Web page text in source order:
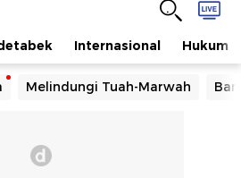
Internasional Hukum
Melindungi Tuah-Marwah